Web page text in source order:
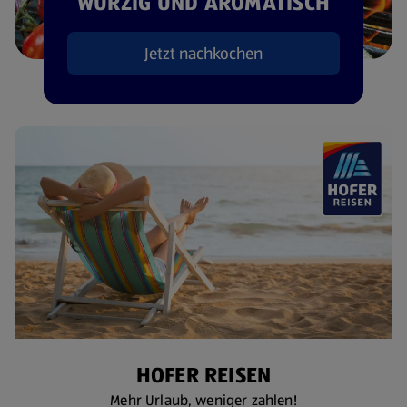
Jetzt nachkochen
HOFER REISEN
Mehr Urlaub, weniger zahlen!